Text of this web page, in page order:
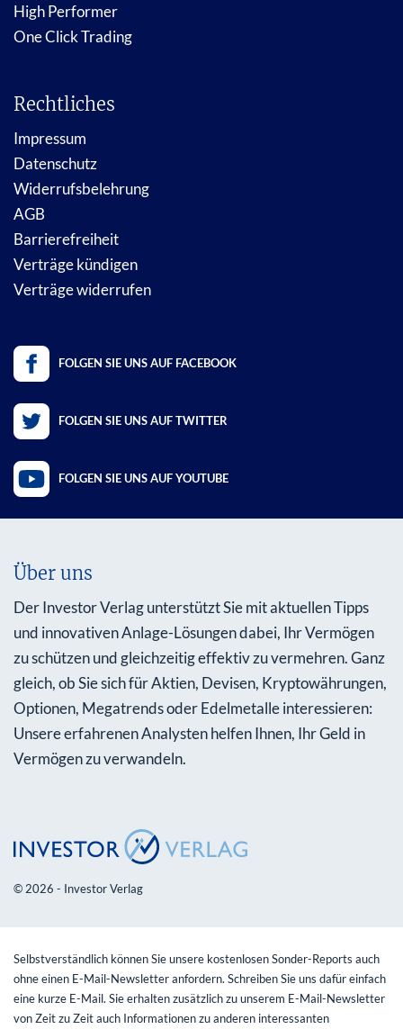
High Performer
One Click Trading
Rechtliches
Impressum
Datenschutz
Widerrufsbelehrung
AGB
Barrierefreiheit
Verträge kündigen
Verträge widerrufen
FOLGEN SIE UNS AUF FACEBOOK
FOLGEN SIE UNS AUF TWITTER
FOLGEN SIE UNS AUF YOUTUBE
Über uns
Der Investor Verlag unterstützt Sie mit aktuellen Tipps
und innovativen Anlage-Lösungen dabei, Ihr Vermögen
zu schützen und gleichzeitig effektiv zu vermehren. Ganz
gleich, ob Sie sich für Aktien, Devisen, Kryptowährungen,
Optionen, Megatrends oder Edelmetalle interessieren:
Unsere erfahrenen Analysten helfen Ihnen, Ihr Geld in
Vermögen zu verwandeln.
© 2026 - Investor Verlag
Selbstverständlich können Sie unsere kostenlosen Sonder-Reports auch
ohne einen E-Mail-Newsletter anfordern. Schreiben Sie uns dafür einfach
eine kurze E-Mail. Sie erhalten zusätzlich zu unserem E-Mail-Newsletter
von Zeit zu Zeit auch Informationen zu anderen interessanten